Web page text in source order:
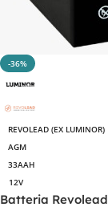
-36%
REVOLEAD (EX LUMINOR)
AGM
33AAH
12V
Batteria Revolead